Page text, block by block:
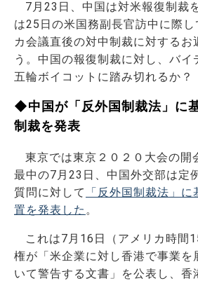
7月23日、中国は対米報復制裁
は25日の米国務副長官訪中に際
カ会議直後の対中制裁に対するお
う。中国の報復制裁に対し、バ
五輪ボイコットに踏み切れるか？
◆中国が「反外国制裁法」に
制裁を発表
東京では東京２０２０大会の開
最中の7月23日、中国外交部は定
質問に対して
「反外国制裁法」
置を発表した 。
これは7月16日（アメリカ時間
権が「米企業に対し香港で事業を
いて警告する文書」を公表し、香